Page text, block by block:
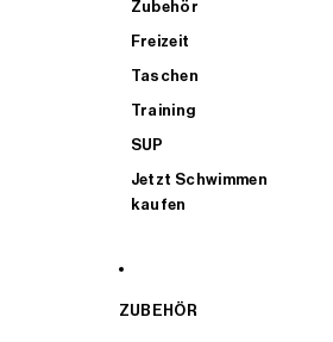
Zubehör
Freizeit
Taschen
Training
SUP
Jetzt Schwimmen
kaufen
ZUBEHÖR